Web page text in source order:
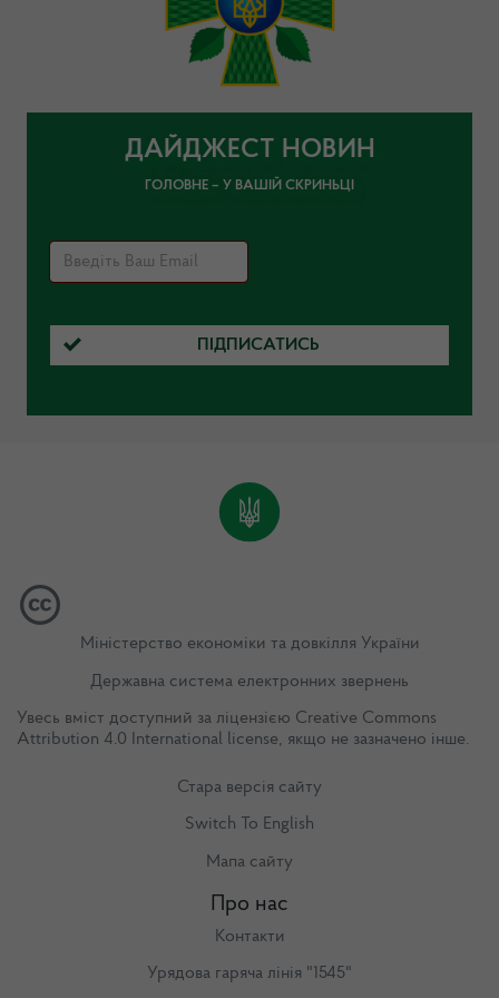
ДАЙДЖЕСТ НОВИН
ГОЛОВНЕ – У ВАШІЙ СКРИНЬЦІ
ПІДПИСАТИСЬ
Міністерство економіки та довкілля України
Державна система електронних звернень
Увесь вміст доступний за ліцензією Creative Commons
Attribution 4.0 International license, якщо не зазначено інше.
Стара версія сайту
Switch To English
Мапа сайту
Про нас
Контакти
Урядова гаряча лінія "1545"